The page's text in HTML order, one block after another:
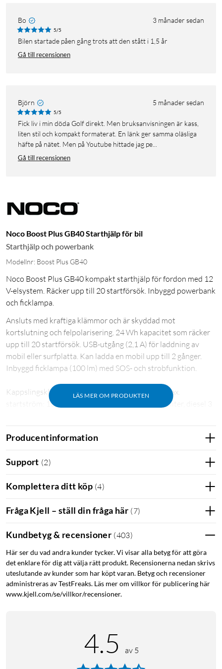
Bo 3 månader sedan
5/5
Bilen startade påen gång trots att den stått i 1,5 år
Gå till recensionen
Björn 5 månader sedan
5/5
Fick liv i min döda Golf direkt. Men bruksanvisningen är kass,
liten stil och kompakt formaterat. En länk ger samma oläsliga
häfte på nätet. Men på Youtube hittade jag pe...
Gå till recensionen
Noco Boost Plus GB40 Starthjälp för bil
Starthjälp och powerbank
Modellnr: Boost Plus GB40
Noco Boost Plus GB40 kompakt starthjälp för fordon med 12
V-elsystem. Räcker upp till 20 startförsök. Inbyggd powerbank
och ficklampa.
LÄS MER OM PRODUKTEN
Ansluts med kraftiga klämmor och är skyddad mot
kortslutning och felpolarisering. 24 Wh kapacitet som räcker
upp till 20 startförsök. USB-utgång (2,1 A) för laddning av
mobil eller surfplatta. Kan ladda en mobil upp till 2 gånger.
Inbyggd ficklampa (100 lm) med SOS- och strobfunktion.
Kappslingsklass: IP65 (stänk och dammsäker). Max.
startström: 1000 A. Max. motorstorlek: bensin 6 liter, diesel 3
förvaringspåse. Mått: 167x80x43 mm.
Boost +
GB40 är
räddaren i
nöden när
bilbatteriet
inte räcker
Producentinformation
Support (2)
Komplettera ditt köp (4)
Fråga Kjell – ställ din fråga här (7)
Kundbetyg & recensioner (403)
Här ser du vad andra kunder tycker. Vi visar alla betyg för att göra
det enklare för dig att välja rätt produkt. Recensionerna nedan skrivs
uteslutande av kunder som har köpt varan. Betyg och recensioner
administreras av TestFreaks. Läs mer om villkor för publicering här
www.kjell.com/se/villkor/recensioner.
4.5 av 5